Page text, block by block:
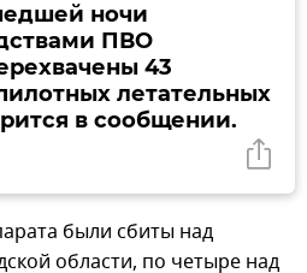
ночи
ПВО
43
летательных
в сообщении.
были сбиты над
области, по четыре над